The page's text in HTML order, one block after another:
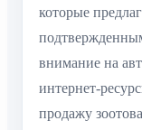
которые
внимание на
интернет-
продажу